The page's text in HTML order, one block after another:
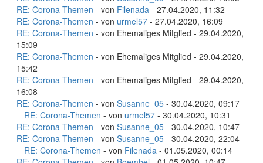
RE: Corona-Themen - von Filenada - 27.04.2020, 11:32
RE: Corona-Themen - von urmel57 - 27.04.2020, 16:09
RE: Corona-Themen - von Ehemaliges Mitglied - 29.04.2020,
15:09
RE: Corona-Themen - von Ehemaliges Mitglied - 29.04.2020,
15:42
RE: Corona-Themen - von Ehemaliges Mitglied - 29.04.2020,
16:08
RE: Corona-Themen - von Susanne_05 - 30.04.2020, 09:17
RE: Corona-Themen - von urmel57 - 30.04.2020, 10:31
RE: Corona-Themen - von Susanne_05 - 30.04.2020, 10:47
RE: Corona-Themen - von Susanne_05 - 30.04.2020, 22:04
RE: Corona-Themen - von Filenada - 01.05.2020, 00:14